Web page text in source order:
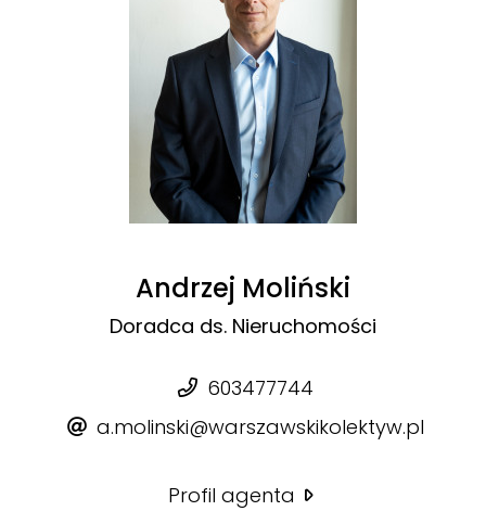
Andrzej Moliński
Doradca ds. Nieruchomości
603477744
a.molinski@warszawskikolektyw.pl
Profil agenta